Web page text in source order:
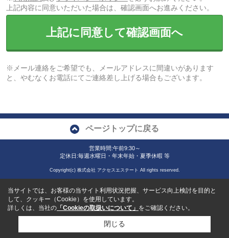
上記内容に同意いただいた場合は、確認画面へお進みください。
上記に同意して確認画面へ
※メール連絡をご希望でも、メールアドレスに間違いがあります
と、やむなくお電話にてご連絡差し上げる場合もございます。
ページトップに戻る
営業時間:午前9:30～
定休日:毎週水曜日・年末年始・夏季休暇 等
Copyright(c) 株式会社 アクセスエステート All rights reserved.
当サイトでは、お客様の当サイト利用状況把握、サービス向上検討を目的と
して、クッキー（Cookie）を使用しています。
詳しくは、当社の 「Cookieの取扱いについて」 をご確認ください。
閉じる